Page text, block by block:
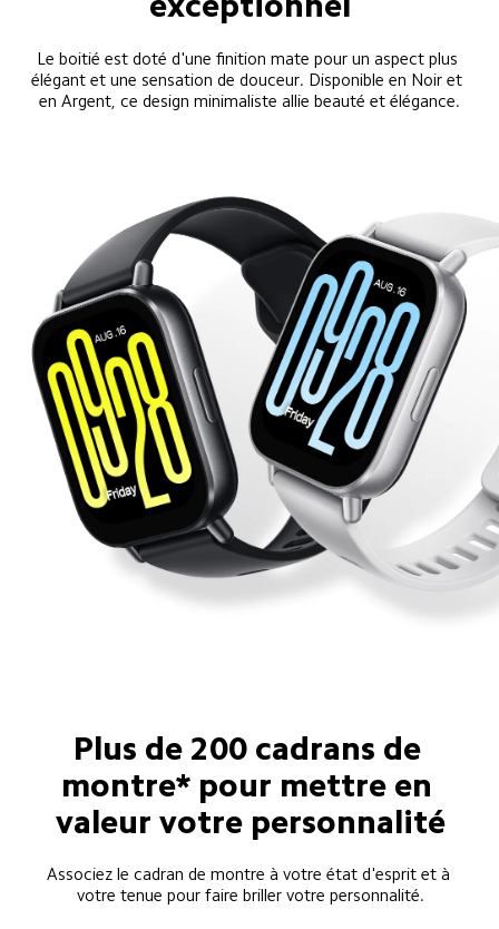
Le boitié est doté d'une finition mate pour un aspect plus
élégant et une sensation de douceur. Disponible en Noir et
en Argent, ce design minimaliste allie beauté et élégance.
Plus de 200 cadrans de
montre* pour mettre en
valeur votre personnalité
Associez le cadran de montre à votre état d'esprit et à
votre tenue pour faire briller votre personnalité.